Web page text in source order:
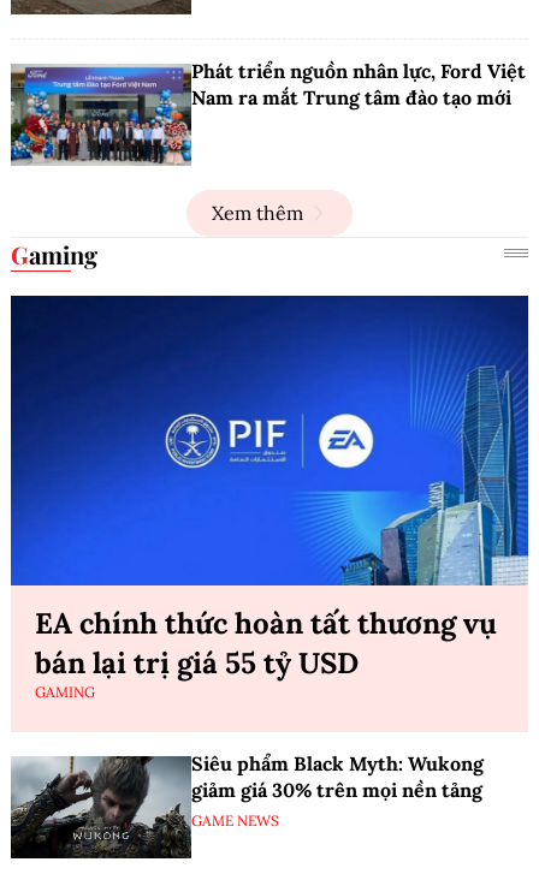
Phát triển nguồn nhân lực, Ford Việt
Nam ra mắt Trung tâm đào tạo mới
Xem thêm
Gaming
EA chính thức hoàn tất thương vụ
bán lại trị giá 55 tỷ USD
GAMING
Siêu phẩm Black Myth: Wukong
giảm giá 30% trên mọi nền tảng
GAME NEWS